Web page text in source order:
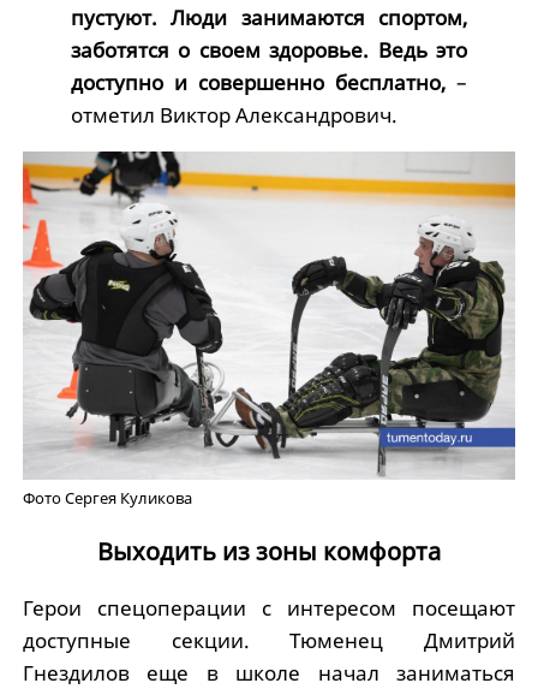
пустуют. Люди занимаются спортом,
заботятся о своем здоровье. Ведь это
доступно и совершенно бесплатно,–
отметил Виктор Александрович.
Фото Сергея Куликова
Выходить из зоны комфорта
Герои спецоперации с интересом посещают
доступные секции. Тюменец Дмитрий
Гнездилов еще в школе начал заниматься